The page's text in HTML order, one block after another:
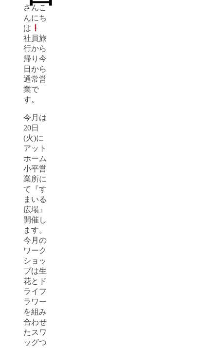
さんこ
んにち
は
社員旅
行から
帰り今
日から
通常営
業で
す。
今月は
20日
(火)に
アット
ホーム
小平営
業所に
て『す
まいる
広場』
開催し
ます。
今月の
ワーク
ショッ
プは生
花とド
ライフ
ラワー
を組み
合わせ
たスワ
ッグつ